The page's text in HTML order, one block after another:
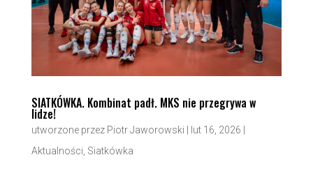
SIATKÓWKA. Kombinat padł. MKS nie przegrywa w
lidze!
utworzone przez Piotr Jaworowski | lut 16, 2026 |
Aktualności Siatkówka